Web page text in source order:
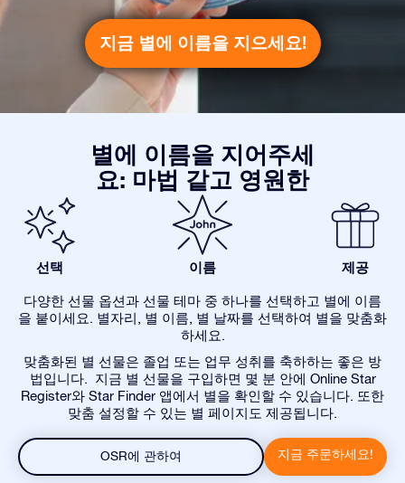
지금 별에 이름을 지으세요!
별에 이름을 지어주세
요: 마법 같고 영원한
선택 이름 제공
다양한 선물 옵션과 선물 테마 중 하나를 선택하고 별에 이름
을 붙이세요. 별자리, 별 이름, 별 날짜를 선택하여 별을 맞춤화
하세요.
맞춤화된 별 선물은 졸업 또는 업무 성취를 축하하는 좋은 방
법입니다. 지금 별 선물을 구입하면 몇 분 안에 Online Star
Register와 Star Finder 앱에서 별을 확인할 수 있습니다. 또한
맞춤 설정할 수 있는 별 페이지도 제공됩니다.
OSR에 관하여 지금 주문하세요!